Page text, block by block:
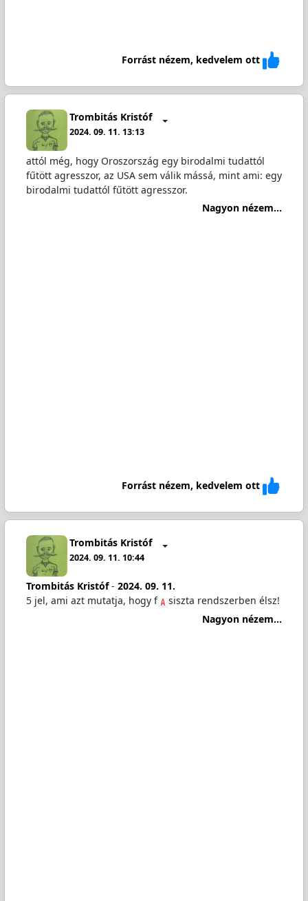
Forrást nézem, kedvelem ott
Trombitás Kristóf
2024. 09. 11. 13:13
attól még, hogy Oroszország egy birodalmi tudattól
fűtött agresszor, az USA sem válik mássá, mint ami: egy
birodalmi tudattól fűtött agresszor.
Nagyon nézem...
Forrást nézem, kedvelem ott
Trombitás Kristóf
2024. 09. 11. 10:44
Trombitás Kristóf- 2024. 09. 11.
5 jel, ami azt mutatja, hogy f
️sℹ️szta rendszerben élsz!
Nagyon nézem...